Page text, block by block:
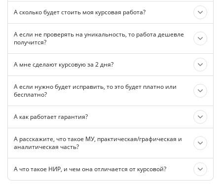
А сколько будет стоить моя курсовая работа?
А если не проверять на уникальность, то работа дешевле
получится?
А мне сделают курсовую за 2 дня?
А если нужно будет исправить, то это будет платно или
бесплатно?
А как работает гарантия?
А расскажите, что такое МУ, практическая/графическая и
аналитическая часть?
А что такое НИР, и чем она отличается от курсовой?